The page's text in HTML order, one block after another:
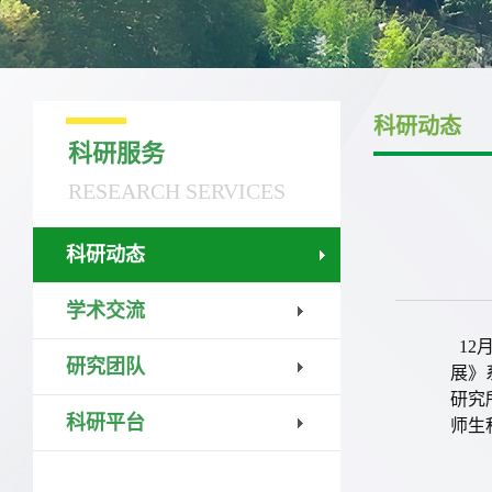
科研服务
RESEARCH SERVICES
科研动态
学术交流
研究团队
科研平台
科研动态
12
展》
研究
师生